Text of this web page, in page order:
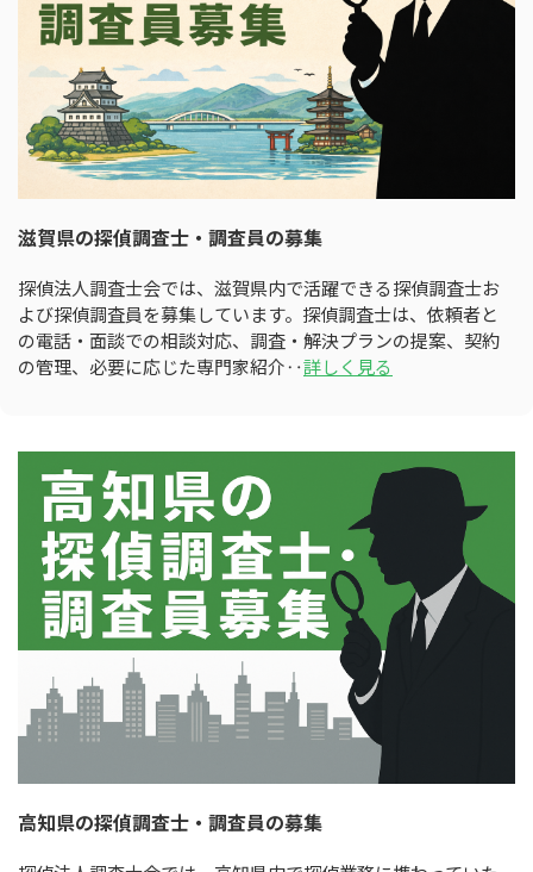
滋賀県の探偵調査士・調査員の募集
探偵法人調査士会では、滋賀県内で活躍できる探偵調査士お
よび探偵調査員を募集しています。探偵調査士は、依頼者と
の電話・面談での相談対応、調査・解決プランの提案、契約
の管理、必要に応じた専門家紹介‥詳しく見る
高知県の探偵調査士・調査員の募集